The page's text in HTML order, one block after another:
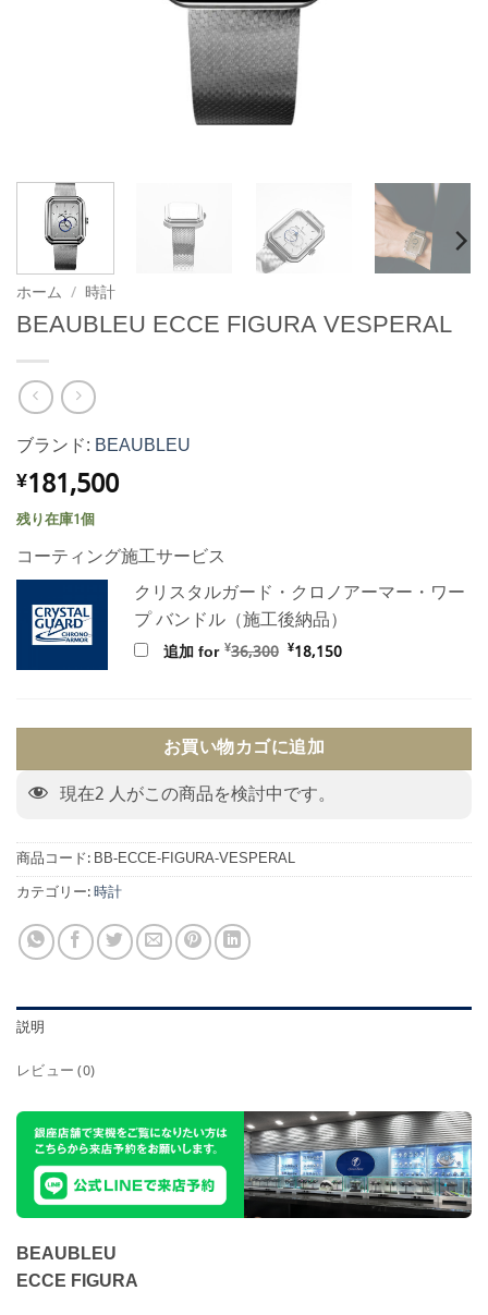
ホーム / 時計
BEAUBLEU ECCE FIGURA VESPERAL
ブランド: BEAUBLEU
¥181,500
残り在庫1個
コーティング施工サービス
クリスタルガード・クロノアーマー・ワー
プ バンドル（施工後納品）
追加 for ¥36,300 元
の
¥36,300
で
し
た。
¥18,150現
は
す。
お買い物カゴに追加
現在2人がこの商品を検討中です。
商品コード:BB-ECCE-FIGURA-VESPERAL
カテゴリー:時計
説明
レビュー (0)
BEAUBLEU
ECCE FIGURA